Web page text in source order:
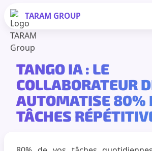
TARAM GROUP
TANGO IA : LE
COLLABORATEUR
AUTOMATISE 80%
TÂCHES